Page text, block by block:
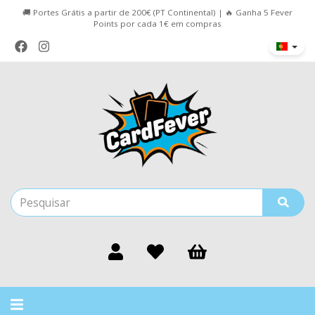
🚚 Portes Grátis a partir de 200€ (PT Continental) | 🔥 Ganha 5 Fever
Points por cada 1€ em compras
Alternar